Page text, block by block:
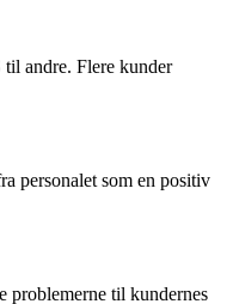
andre. Flere kunder
personalet som en positiv
problemerne til kundernes